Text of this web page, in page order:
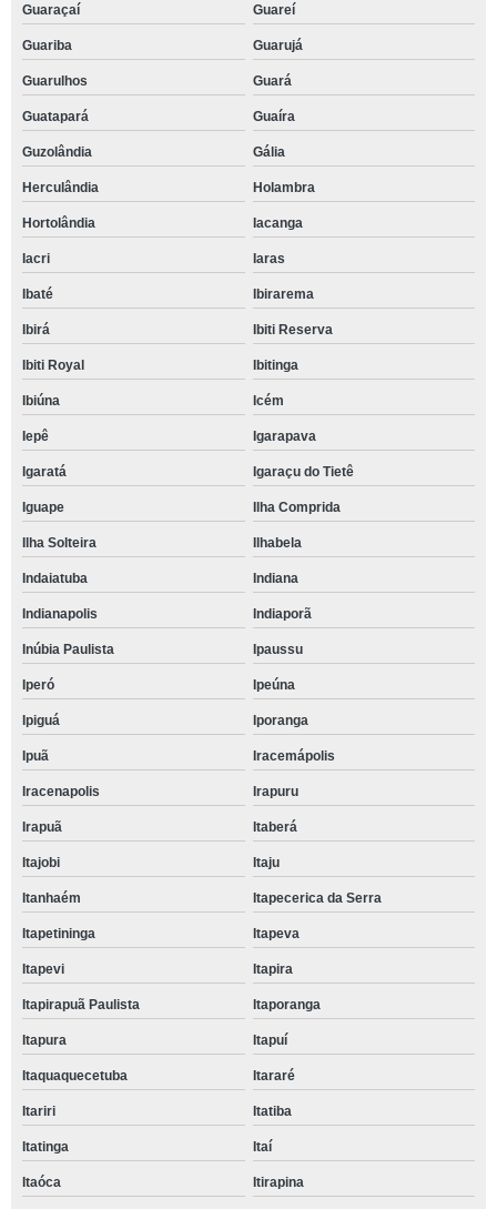
Guaraçaí Guareí
Guariba Guarujá
Guarulhos Guará
Guatapará Guaíra
Guzolândia Gália
Herculândia Holambra
Hortolândia Iacanga
Iacri Iaras
Ibaté Ibirarema
Ibirá Ibiti Reserva
Ibiti Royal Ibitinga
Ibiúna Icém
Iepê Igarapava
Igaratá Igaraçu do Tietê
Iguape Ilha Comprida
Ilha Solteira Ilhabela
Indaiatuba Indiana
Indianapolis Indiaporã
Inúbia Paulista Ipaussu
Iperó Ipeúna
Ipiguá Iporanga
Ipuã Iracemápolis
Iracenapolis Irapuru
Irapuã Itaberá
Itajobi Itaju
Itanhaém Itapecerica da Serra
Itapetininga Itapeva
Itapevi Itapira
Itapirapuã Paulista Itaporanga
Itapura Itapuí
Itaquaquecetuba Itararé
Itariri Itatiba
Itatinga Itaí
Itaóca Itirapina